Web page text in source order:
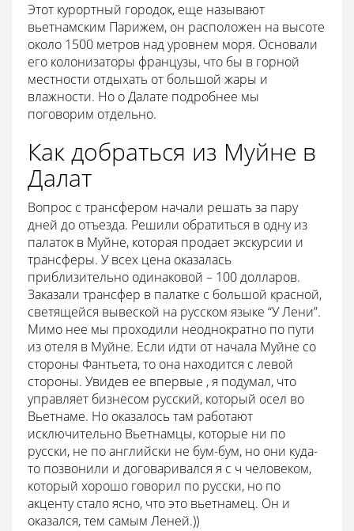
Этот курортный городок, еще называют
вьетнамским Парижем, он расположен на высоте
около 1500 метров над уровнем моря. Основали
его колонизаторы французы, что бы в горной
местности отдыхать от большой жары и
влажности. Но о Далате подробнее мы
поговорим отдельно.
Как добраться из Муйне в
Далат
Вопрос с трансфером начали решать за пару
дней до отъезда. Решили обратиться в одну из
палаток в Муйне, которая продает экскурсии и
трансферы. У всех цена оказалась
приблизительно одинаковой – 100 долларов.
Заказали трансфер в палатке с большой красной,
светящейся вывеской на русском языке “У Лени”.
Мимо нее мы проходили неоднократно по пути
из отеля в Муйне. Если идти от начала Муйне со
стороны Фантьета, то она находится с левой
стороны. Увидев ее впервые , я подумал, что
управляет бизнесом русский, который осел во
Вьетнаме. Но оказалось там работают
исключительно Вьетнамцы, которые ни по
русски, не по английски не бум-бум, но они куда-
то позвонили и договаривался я с ч человеком,
который хорошо говорил по русски, но по
акценту стало ясно, что это вьетнамец. Он и
оказался, тем самым Леней.))